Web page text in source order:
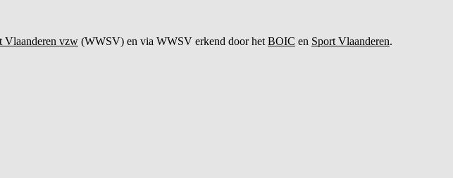
Vlaanderen vzw (WWSV) en via WWSV erkend door het BOIC en Sport Vlaanderen.